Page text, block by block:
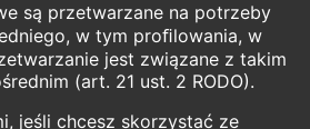
są przetwarzane na potrzeby
w tym proﬁlowania, w
jest związane z takim
(art. 21 ust. 2 RODO).
jeśli chcesz skorzystać ze